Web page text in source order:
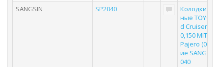
SANGSIN
SP2040
Колодки
ные
d Cruiser
0,150
Pajero (07-)
ие SANGSIN
040